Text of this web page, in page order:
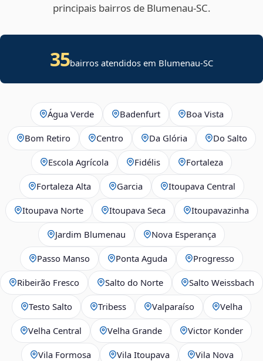
principais bairros de Blumenau‑SC.
35bairros atendidos em Blumenau-SC
Água Verde Badenfurt Boa Vista
Bom Retiro Centro Da Glória Do Salto
Escola Agrícola Fidélis Fortaleza
Fortaleza Alta Garcia Itoupava Central
Itoupava Norte Itoupava Seca Itoupavazinha
Jardim Blumenau Nova Esperança
Passo Manso Ponta Aguda Progresso
Ribeirão Fresco Salto do Norte Salto Weissbach
Testo Salto Tribess Valparaíso Velha
Velha Central Velha Grande Victor Konder
Vila Formosa Vila Itoupava Vila Nova